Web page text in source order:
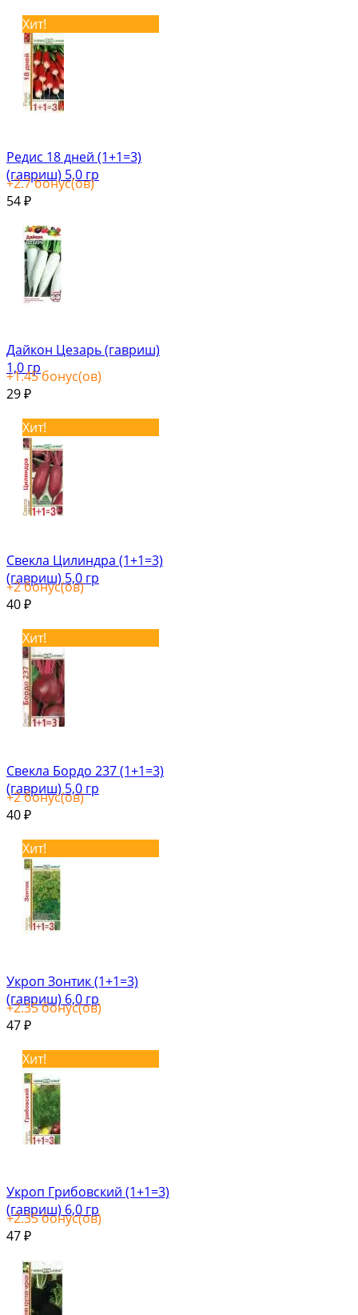
Хит!
Редис 18 дней (1+1=3)
(гавриш) 5,0 гр
+2.7бонус(ов)
54 ₽
Дайкон Цезарь (гавриш)
1,0 гр
+1.45 бонус(ов)
29 ₽
Хит!
Свекла Цилиндра (1+1=3)
(гавриш) 5,0 гр
+2бонус(ов)
40 ₽
Хит!
Свекла Бордо 237 (1+1=3)
(гавриш) 5,0 гр
+2бонус(ов)
40 ₽
Хит!
Укроп Зонтик (1+1=3)
(гавриш) 6,0 гр
+2.35бонус(ов)
47 ₽
Хит!
Укроп Грибовский (1+1=3)
(гавриш) 6,0 гр
+2.35бонус(ов)
47 ₽